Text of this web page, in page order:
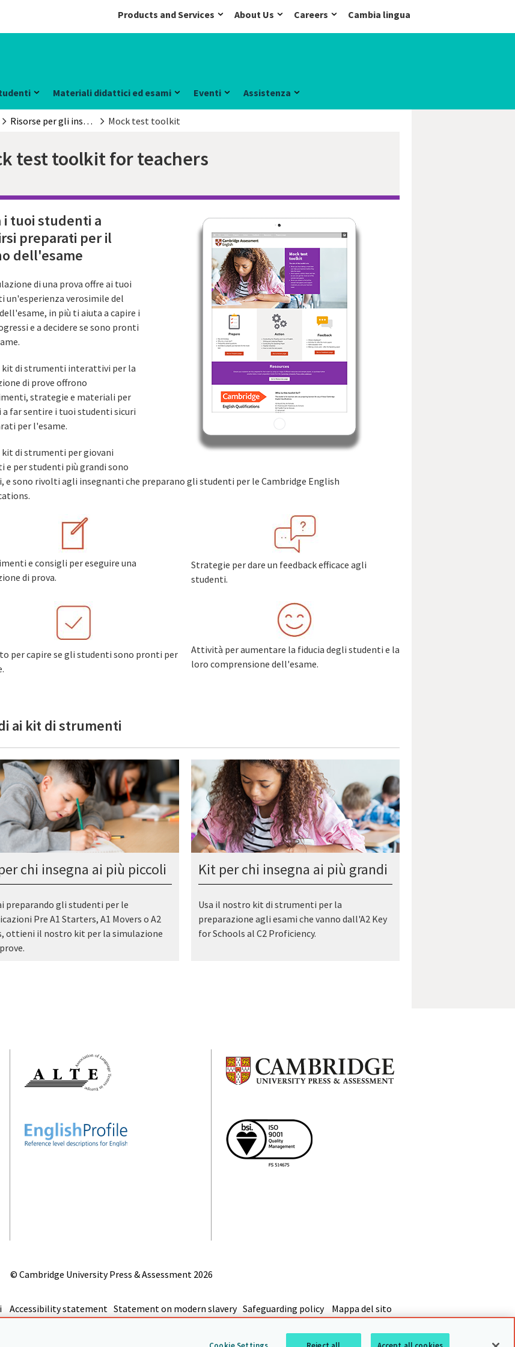
Products and Services About Us Careers Cambia lingua
Materiali didattici ed esami Eventi Assistenza
Risorse per gli insegnanti Mock test toolkit
test toolkit for teachers
i tuoi studenti a
preparati per il
dell'esame
di una prova offre ai tuoi
un'esperienza verosimile del
in più ti aiuta a capire i
e a decidere se sono pronti
kit di strumenti interattivi per la
di prove offrono
strategie e materiali per
far sentire i tuoi studenti sicuri
per l'esame.
di strumenti per giovani
e per studenti più grandi sono
e sono rivolti agli insegnanti che preparano gli studenti per le Cambridge English
e consigli per eseguire una
di prova.
Strategie per dare un feedback efficace agli
studenti.
per capire se gli studenti sono pronti per
Attività per aumentare la fiducia degli studenti e la
loro comprensione dell'esame.
ai kit di strumenti
chi insegna ai più piccoli
preparando gli studenti per le
Pre A1 Starters, A1 Movers o A2
ottieni il nostro kit per la simulazione
Kit per chi insegna ai più grandi
Usa il nostro kit di strumenti per la
preparazione agli esami che vanno dall'A2 Key
for Schools al C2 Proficiency.
© Cambridge University Press & Assessment 2026
Accessibility statement Statement on modern slavery Safeguarding policy Mappa del sito